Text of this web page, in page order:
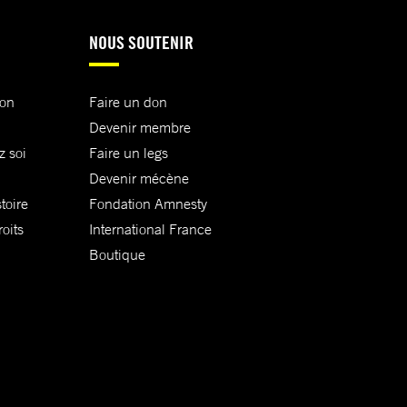
soi
NOUS SOUTENIR
Faire un don
Devenir membre
Faire un legs
Devenir mécène
Fondation Amnesty
International France
Boutique